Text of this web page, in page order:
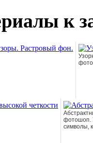
к
фотошоп.
символы,